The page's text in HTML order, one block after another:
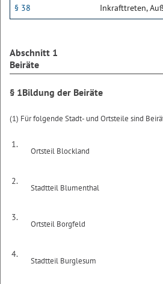
§ 38
Inkrafttreten,
Abschnitt 1
Beiräte
§ 1Bildung der Beiräte
(1) Für folgende Stadt- und Ortsteile sind
1.
Ortsteil Blockland
2.
Stadtteil Blumenthal
3.
Ortsteil Borgfeld
4.
Stadtteil Burglesum